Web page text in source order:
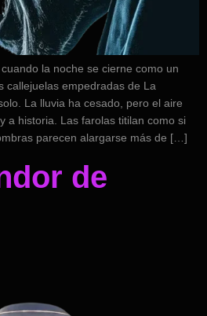
la noche se cierne como un
callejuelas empedradas de La
La lluvia ha cesado, pero el aire
a historia. Las farolas titilan como si
parecen alargarse más de […]
de